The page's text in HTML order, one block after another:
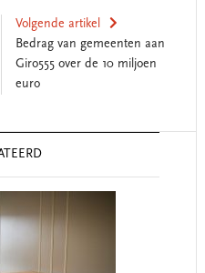
Volgende artikel
Bedrag van gemeenten aan
Giro555 over de 10 miljoen
euro